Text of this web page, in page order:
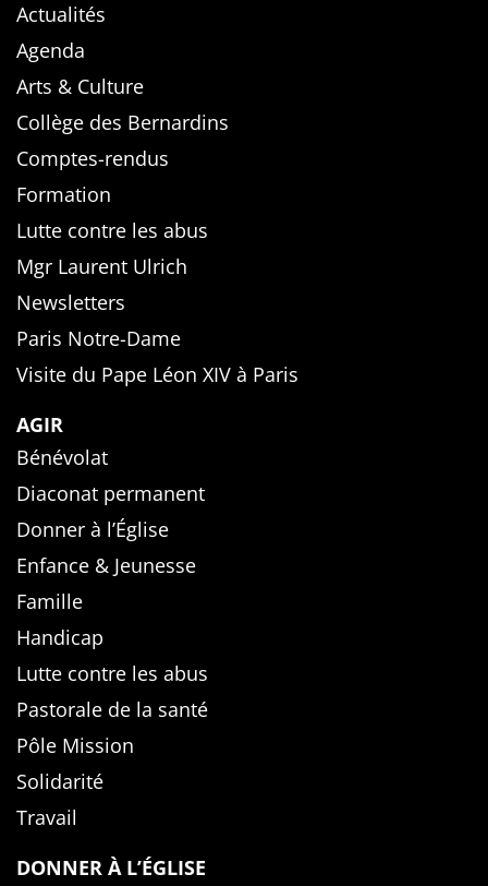
Actualités
Agenda
Arts & Culture
Collège des Bernardins
Comptes-rendus
Formation
Lutte contre les abus
Mgr Laurent Ulrich
Newsletters
Paris Notre-Dame
Visite du Pape Léon XIV à Paris
AGIR
Bénévolat
Diaconat permanent
Donner à l’Église
Enfance & Jeunesse
Famille
Handicap
Lutte contre les abus
Pastorale de la santé
Pôle Mission
Solidarité
Travail
DONNER À L’ÉGLISE